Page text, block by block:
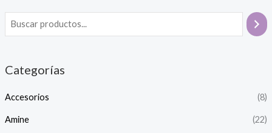
Categorías
Accesorios (8)
Amine (22)